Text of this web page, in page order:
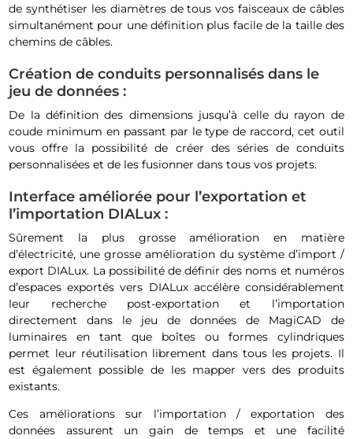
de synthétiser les diamètres de tous vos faisceaux de câbles
simultanément pour une définition plus facile de la taille des
chemins de câbles.
Création de conduits personnalisés dans le
jeu de données :
De la définition des dimensions jusqu’à celle du rayon de
coude minimum en passant par le type de raccord, cet outil
vous offre la possibilité de créer des séries de conduits
personnalisées et de les fusionner dans tous vos projets.
Interface améliorée pour l’exportation et
l’importation DIALux :
Sûrement la plus grosse amélioration en matière
d’électricité, une grosse amélioration du système d’import /
export DIALux. La possibilité de définir des noms et numéros
d’espaces exportés vers DIALux accélère considérablement
leur recherche post-exportation et l’importation
directement dans le jeu de données de MagiCAD de
luminaires en tant que boîtes ou formes cylindriques
permet leur réutilisation librement dans tous les projets. Il
est également possible de les mapper vers des produits
existants.
Ces améliorations sur l’importation / exportation des
données assurent un gain de temps et une facilité